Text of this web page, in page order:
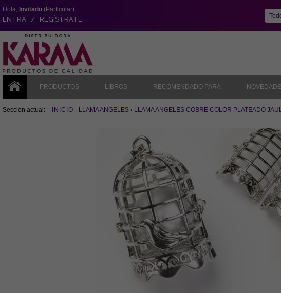
Hola, Invitado (Particular)
ENTRA / REGÍSTRATE
PRODUCTOS LIBROS RECOMENDADO PARA
Sección actual: INICIO LLAMA ANGELES LLAMA ANGELES COBRE COLOR PLATEADO